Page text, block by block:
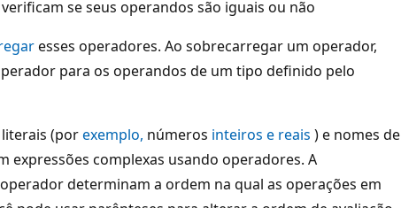
se seus operandos são iguais ou não
esses operadores. Ao sobrecarregar um operador,
para os operandos de um tipo definido pelo
literais (porexemplo, números inteiros e reais ) e nomes de
expressões complexas usando operadores. A
determinam a ordem na qual as operações em